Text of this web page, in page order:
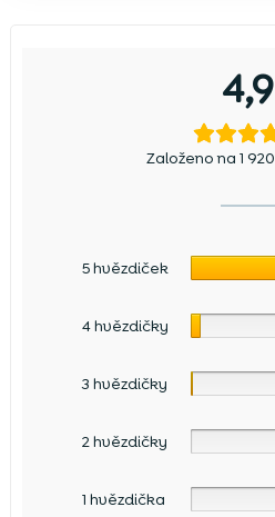
4,9
Založeno na 1
5 hvězdiček
4 hvězdičky
3 hvězdičky
2 hvězdičky
1 hvězdička